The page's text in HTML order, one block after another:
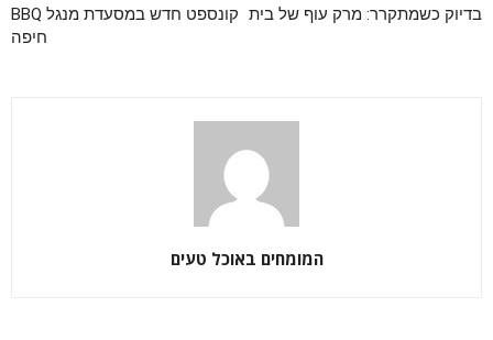
בדיוק כשמתקרר: מרק עוף של בית
קונספט חדש במסעדת מנגל BBQ
חיפה
המומחים באוכל טעים